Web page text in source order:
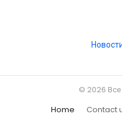
© 2026
Home
Contact